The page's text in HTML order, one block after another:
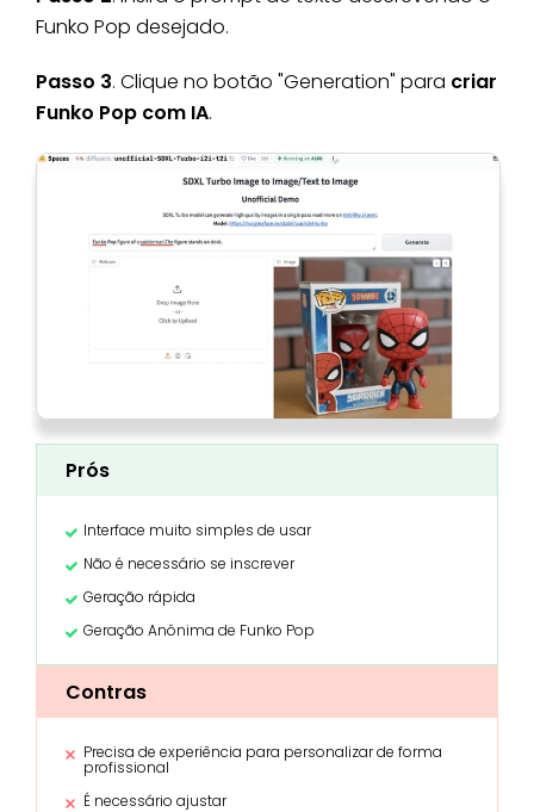
Funko Pop desejado.
Passo 3. Clique no botão "Generation" para criar
Funko Pop com IA.
Prós
Interface muito simples de usar
Não é necessário se inscrever
Geração rápida
Geração Anônima de Funko Pop
Contras
Precisa de experiência para personalizar de forma
profissional
É necessário ajustar